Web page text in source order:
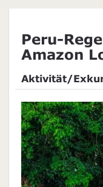
Peru-
Amazon
Aktivität/